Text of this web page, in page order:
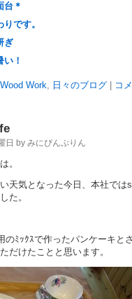
台＊
です。
ぎ
い！
Work, 日々のブログ| コ
日 by みにぴんぷりん
。
天気となった今日、本社では
た。
のﾐｯｸｽで作ったパンケーキと
だけたことと思います。